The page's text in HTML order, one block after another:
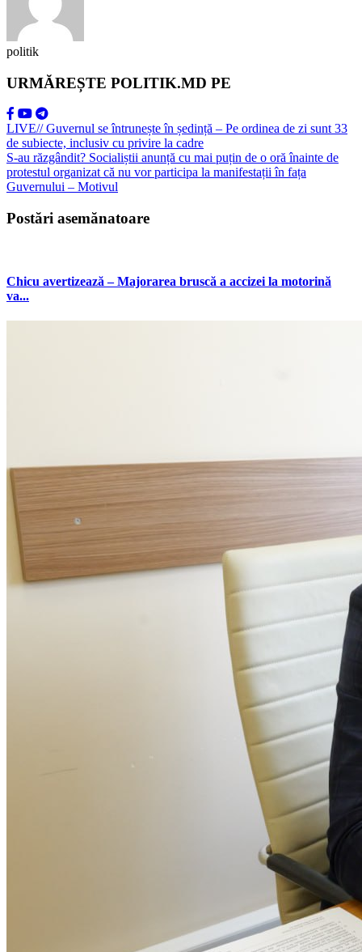
politik
URMĂREȘTE POLITIK.MD PE
LIVE// Guvernul se întrunește în ședință – Pe ordinea de zi sunt 33
de subiecte, inclusiv cu privire la cadre
S-au răzgândit? Socialiștii anunță cu mai puțin de o oră înainte de
protestul organizat că nu vor participa la manifestații în fața
Guvernului – Motivul
Postări asemănatoare
Chicu avertizează – Majorarea bruscă a accizei la motorină
va...